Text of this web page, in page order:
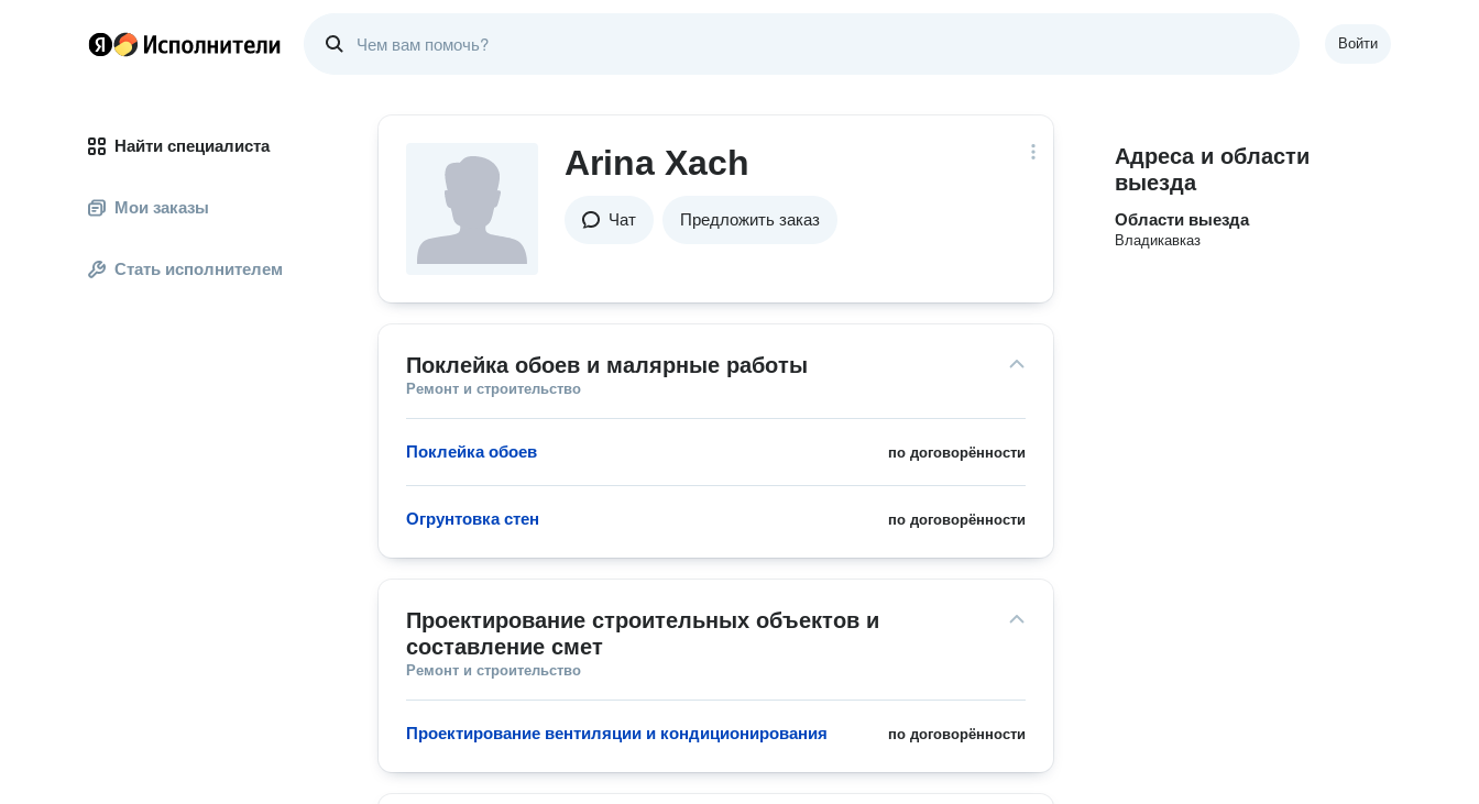
Войти
Найти специалиста
Мои заказы
Стать исполнителем
Arina Xach
Чат Предложить заказ
Поклейка обоев и малярные работы
Ремонт и строительство
по договорённости
Поклейка обоев
по договорённости
Огрунтовка стен
Проектирование строительных объектов и
составление смет
Ремонт и строительство
по договорённости
Проектирование вентиляции и кондиционирования
Адреса и области
выезда
Области выезда
Владикавказ